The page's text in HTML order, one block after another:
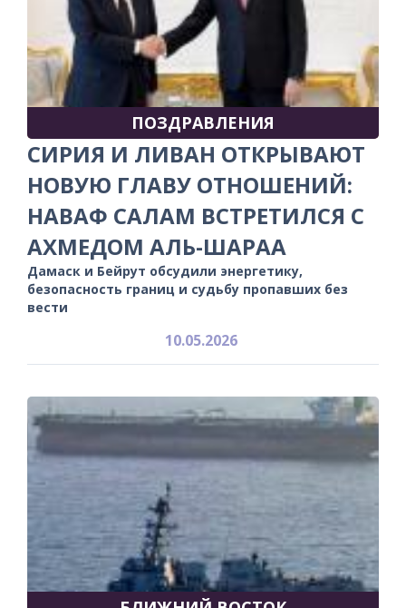
ПОЗДРАВЛЕНИЯ
СИРИЯ И ЛИВАН ОТКРЫВАЮТ
НОВУЮ ГЛАВУ ОТНОШЕНИЙ:
НАВАФ САЛАМ ВСТРЕТИЛСЯ С
АХМЕДОМ АЛЬ-ШАРАА
Дамаск и Бейрут обсудили энергетику,
безопасность границ и судьбу пропавших без
вести
10.05.2026